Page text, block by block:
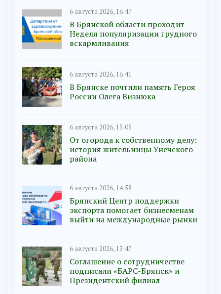
6 августа 2026, 16:47
В Брянской области проходит
Неделя популяризации грудного
вскармливания
6 августа 2026, 16:41
В Брянске почтили память Героя
России Олега Визнюка
6 августа 2026, 15:05
От огорода к собственному делу:
история жительницы Унечского
района
6 августа 2026, 14:58
Брянский Центр поддержки
экспорта помогает бизнесменам
выйти на международные рынки
6 августа 2026, 13:47
Соглашение о сотрудничестве
подписали «БАРС-Брянск» и
Президентский филиал